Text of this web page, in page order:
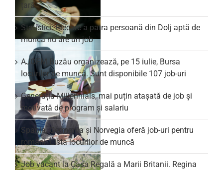
țară
Statistici: Fiecare a patra persoană din Dolj aptă de
muncă nu are un job
AJOFM Buzău organizează, pe 15 iulie, Bursa
locurilor de muncă. Sunt disponibile 107 job-uri
Generația Millennials, mai puțin atașată de job și
motivată de program și salariu
Spania, Germania și Norvegia oferă job-uri pentru
români. Lista locurilor de muncă
Job vacant la Casa Regală a Marii Britanii. Regina